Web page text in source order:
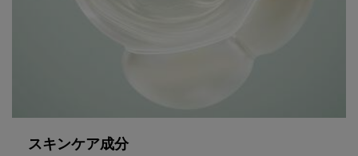
スキンケア成分